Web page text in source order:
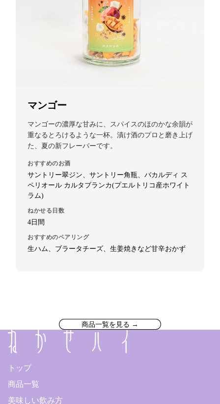
マンゴー
マンゴーの濃厚な甘みに、スパイスのほのかな余韻が
重なるとろけるような一杯。漬け酒のプロと磨き上げ
た、夏の新フレーバーです。
おすすめのお酒
サントリー翠ジン、サントリー角瓶、バカルディ ス
ペリオール カルタブランカ(プエルトリコ産ホワイト
ラム)
ねかせる日数
4日間
おすすめのペアリング
生ハム、ブラータチーズ、生姜焼きなど甘辛おかず
商品一覧を見る →
トップ
商品一覧
美味しい飲み方